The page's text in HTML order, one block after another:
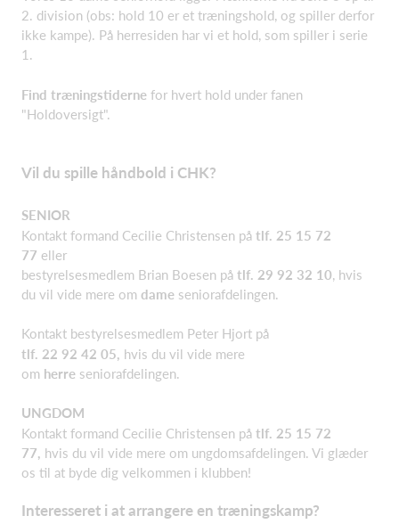
2. division (obs: hold 10 er et træningshold, og spiller derfor
ikke kampe). På herresiden har vi et hold, som spiller i serie
1.
Find træningstiderne for hvert hold under fanen
"Holdoversigt".
Vil du spille håndbold i CHK?
SENIOR
Kontakt formand Cecilie Christensen på tlf. 25 15 72
77 eller
bestyrelsesmedlem Brian Boesen på tlf. 29 92 32 10, hvis
du vil vide mere om dame seniorafdelingen.
Kontakt bestyrelsesmedlem Peter Hjort på
tlf. 22 92 42 05, hvis du vil vide mere
om herre seniorafdelingen.
UNGDOM
Kontakt formand Cecilie Christensen på tlf. 25 15 72
77, hvis du vil vide mere om ungdomsafdelingen. Vi glæder
os til at byde dig velkommen i klubben!
Interesseret i at arrangere en træningskamp?